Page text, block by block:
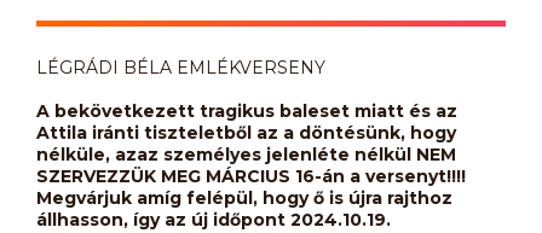
LÉGRÁDI BÉLA EMLÉKVERSENY
A bekövetkezett tragikus baleset miatt és az
Attila iránti tiszteletből az a döntésünk, hogy
nélküle, azaz személyes jelenléte nélkül NEM
SZERVEZZÜK MEG MÁRCIUS 16-án a versenyt!!!!
Megvárjuk amíg felépül, hogy ő is újra rajthoz
állhasson, így az új időpont 2024.10.19.